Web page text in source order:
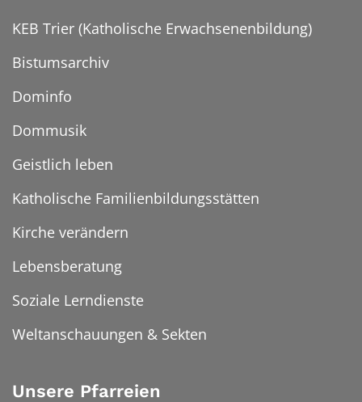
KEB Trier (Katholische Erwachsenenbildung)
Bistumsarchiv
Dominfo
Dommusik
Geistlich leben
Katholische Familienbildungsstätten
Kirche verändern
Lebensberatung
Soziale Lerndienste
Weltanschauungen & Sekten
Unsere Pfarreien